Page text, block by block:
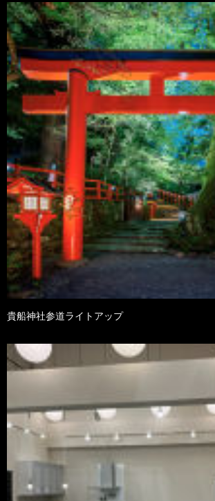
貴船神社参道ライトアップ